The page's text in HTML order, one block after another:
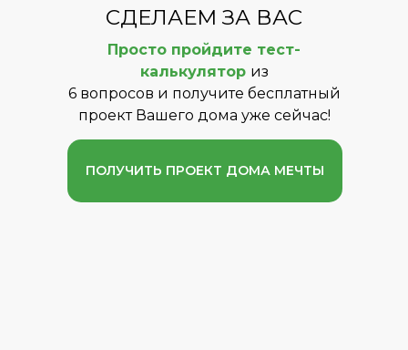
СДЕЛАЕМ ЗА ВАС
Просто пройдите тест-
калькулятор из
6 вопросов и получите бесплатный
проект Вашего дома уже сейчас!
ПОЛУЧИТЬ ПРОЕКТ ДОМА МЕЧТЫ